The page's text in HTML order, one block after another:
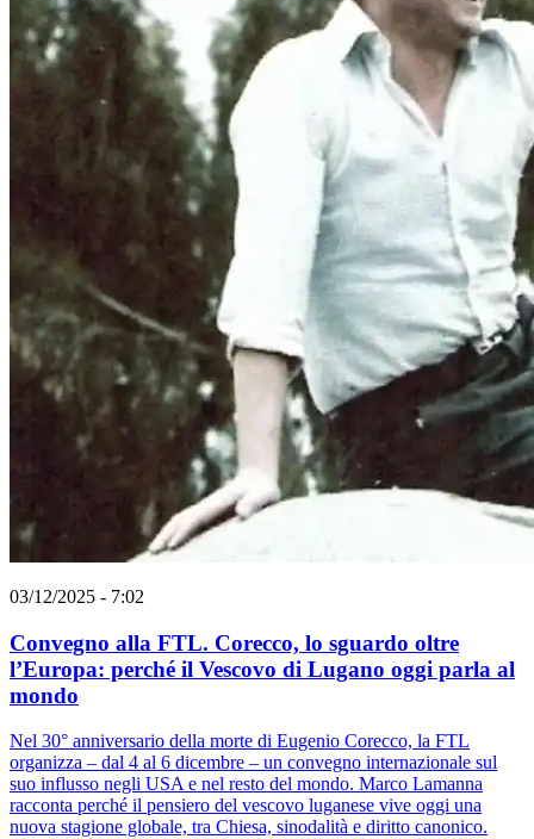
03/12/2025 - 7:02
Convegno alla FTL. Corecco, lo sguardo oltre
l’Europa: perché il Vescovo di Lugano oggi parla al
mondo
Nel 30° anniversario della morte di Eugenio Corecco, la FTL
organizza – dal 4 al 6 dicembre – un convegno internazionale sul
suo influsso negli USA e nel resto del mondo. Marco Lamanna
racconta perché il pensiero del vescovo luganese vive oggi una
nuova stagione globale, tra Chiesa, sinodalità e diritto canonico.